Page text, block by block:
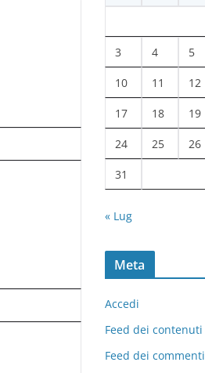
i
3 4 5
10 11 12
17 18 19
24 25 26
31
« Lug
Meta
Accedi
Feed dei contenuti
Feed dei commenti